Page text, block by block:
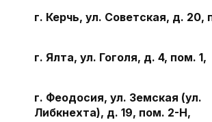
г. Керчь, ул. Советская, д. 20,
г. Ялта, ул. Гоголя, д. 4, пом. 1,
г. Феодосия, ул. Земская (ул.
Либкнехта), д. 19, пом. 2-Н,